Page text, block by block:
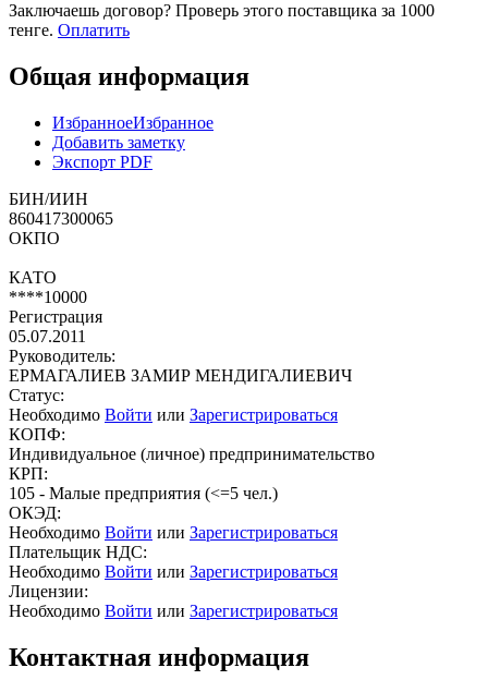
Заключаешь договор? Проверь этого поставщика за 1000
тенге. Оплатить
Общая информация
ИзбранноеИзбранное
Добавить заметку
Экспорт PDF
БИН/ИИН
860417300065
ОКПО
КАТО
****10000
Регистрация
05.07.2011
Руководитель:
ЕРМАГАЛИЕВ ЗАМИР МЕНДИГАЛИЕВИЧ
Статус:
Необходимо Войти или Зарегистрироваться
КОПФ:
Индивидуальное (личное) предпринимательство
КРП:
105 - Малые предприятия (<=5 чел.)
ОКЭД:
Необходимо Войти или Зарегистрироваться
Плательщик НДС:
Необходимо Войти или Зарегистрироваться
Лицензии:
Необходимо Войти или Зарегистрироваться
Контактная информация